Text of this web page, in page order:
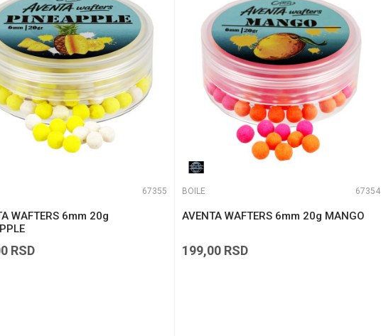
koliko je 2 + 3 :
67355
WAFTERS 6mm 20g
RSD
BOILE 67354
AVENTA WAFTERS 6mm 20g MANGO
199,00 RSD